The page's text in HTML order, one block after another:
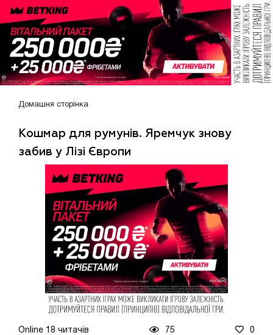
Домашня сторінка
Кошмар для румунів. Яремчук знову
забив у Лізі Європи
Online 18 читачів 75 0